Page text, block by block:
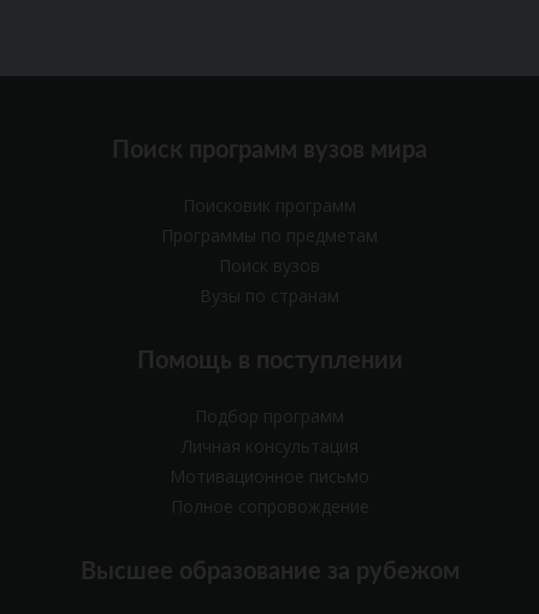
Поиск программ вузов мира
Поисковик программ
Программы по предметам
Поиск вузов
Вузы по странам
Помощь в поступлении
Подбор программ
Личная консультация
Мотивационное письмо
Полное сопровождение
Высшее образование за рубежом